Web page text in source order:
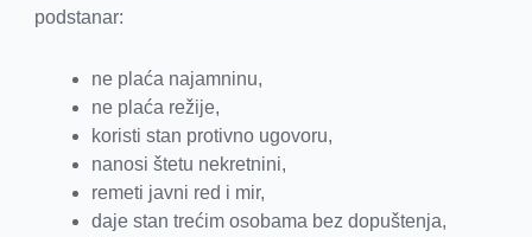
podstanar:
ne plaća najamninu,
ne plaća režije,
koristi stan protivno ugovoru,
nanosi štetu nekretnini,
remeti javni red i mir,
daje stan trećim osobama bez dopuštenja,